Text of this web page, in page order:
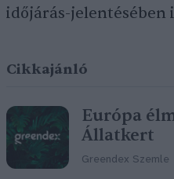
időjárás-jelentésében
Cikkajánló
Európa
Állatkert
Greendex Szemle